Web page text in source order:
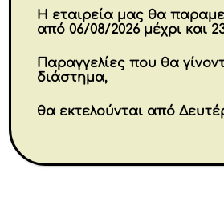
Η εταιρεία μας θα
από 06/08/2026 μέχρι και
Παραγγελίες που θα
διάστημα,
θα εκτελούνται από